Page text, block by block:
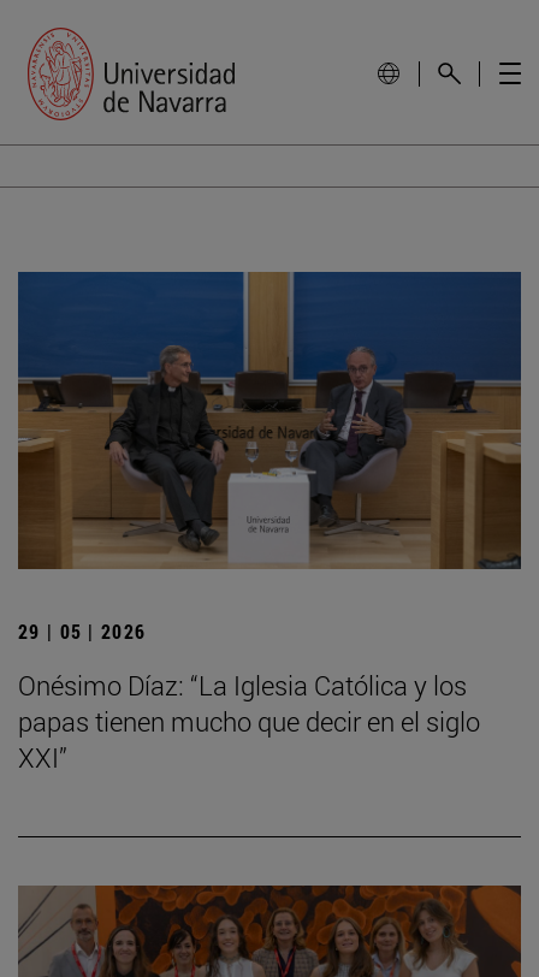
29 | 05 | 2026
Onésimo Díaz: “La Iglesia Católica y los
papas tienen mucho que decir en el siglo
XXI”